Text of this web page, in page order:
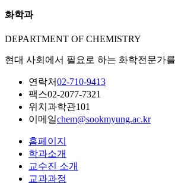
화학과
DEPARTMENT OF CHEMISTRY
현대 사회에서 필요로 하는 화학전문가
연락처02-710-9413
팩스02-2077-7321
위치 과학관101
이메일chem@sookmyung.ac.kr
홈페이지
학과소개
교수진 소개
교과과정